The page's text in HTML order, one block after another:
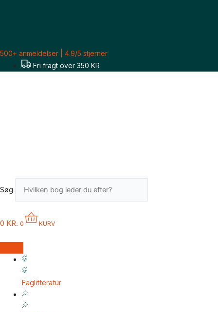
500+ anmeldelser | 4.9/5 stjerner
Fri fragt over 350 KR
Søg
0 KR. 0 KURV
Faglitteratur